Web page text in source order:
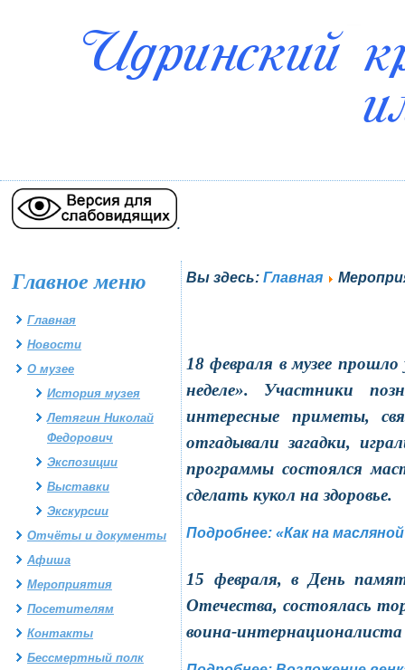
.
Главное меню
Главная
Новости
О музее
История музея
Летягин Николай
Федорович
Экспозиции
Выставки
Экскурсии
Отчёты и документы
Афиша
Мероприятия
Посетителям
Контакты
Бессмертный полк
Вы здесь: Главная
18 февраля в музее
неделе». Участники
интересные приметы,
отгадывали загадки,
программы состоялся
сделать кукол на здоровье.
Подробнее: «Как на
15 февраля, в День
Отечества, состоялась
воина-